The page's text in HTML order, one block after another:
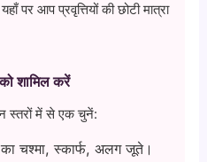
पर आप प्रवृत्तियों की छोटी मात्रा
शामिल करें
स्तरों में से एक चुनें:
चश्मा, स्कार्फ, अलग जूते।